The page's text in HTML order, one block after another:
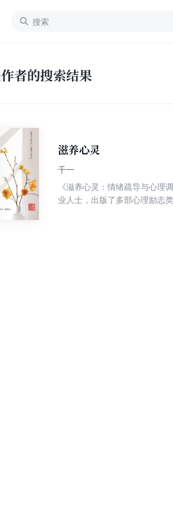
者的搜索结果
滋养心灵
千一
《滋养心灵：情绪疏导与心理
业人士，出版了多部心理励志